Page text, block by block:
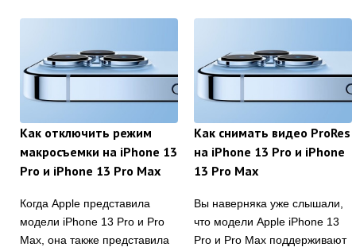
Как отключить режим
макросъемки на iPhone 13
Pro и iPhone 13 Pro Max
Когда Apple представила
модели iPhone 13 Pro и Pro
Max, она также представила
Как снимать видео ProRes
на iPhone 13 Pro и iPhone
13 Pro Max
Вы наверняка уже слышали,
что модели Apple iPhone 13
Pro и Pro Max поддерживают